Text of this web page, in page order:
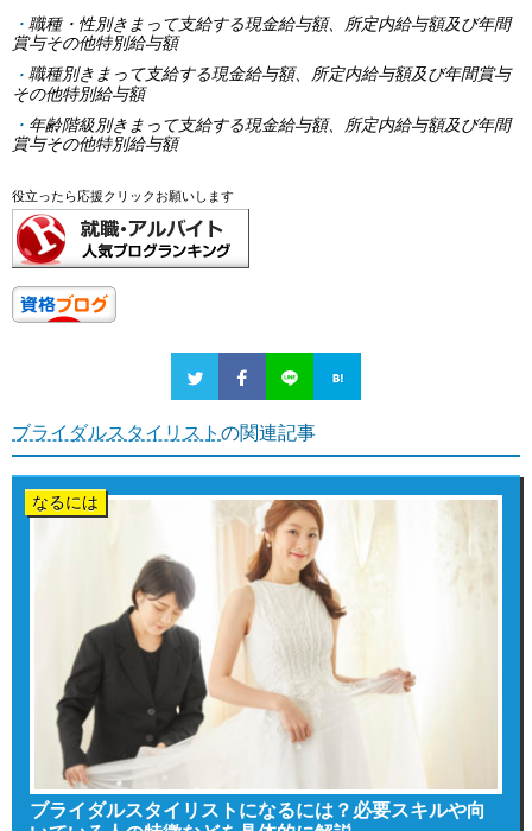
職種・性別きまって支給する現金給与額、所定内給与額及び年間
賞与その他特別給与額
職種別きまって支給する現金給与額、所定内給与額及び年間賞与
その他特別給与額
年齢階級別きまって支給する現金給与額、所定内給与額及び年間
賞与その他特別給与額
役立ったら応援クリックお願いします
ブライダルスタイリスト の関連記事
なるには
ブライダルスタイリストになるには？必要スキルや向